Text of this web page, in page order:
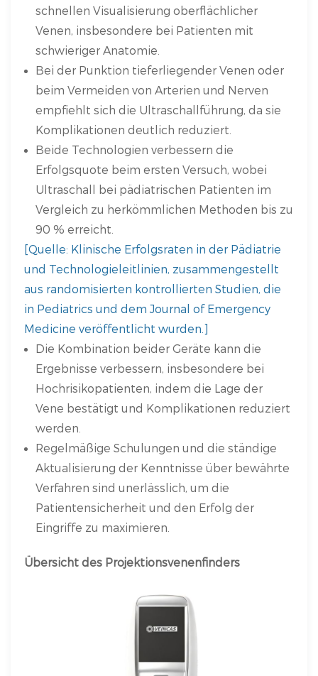
schnellen Visualisierung oberflächlicher
Venen, insbesondere bei Patienten mit
schwieriger Anatomie.
Bei der Punktion tieferliegender Venen oder
beim Vermeiden von Arterien und Nerven
empfiehlt sich die Ultraschallführung, da sie
Komplikationen deutlich reduziert.
Beide Technologien verbessern die
Erfolgsquote beim ersten Versuch, wobei
Ultraschall bei pädiatrischen Patienten im
Vergleich zu herkömmlichen Methoden bis zu
90 % erreicht.
[Quelle: Klinische Erfolgsraten in der Pädiatrie
und Technologieleitlinien, zusammengestellt
aus randomisierten kontrollierten Studien, die
in Pediatrics und dem Journal of Emergency
Medicine veröffentlicht wurden.]
Die Kombination beider Geräte kann die
Ergebnisse verbessern, insbesondere bei
Hochrisikopatienten, indem die Lage der
Vene bestätigt und Komplikationen reduziert
werden.
Regelmäßige Schulungen und die ständige
Aktualisierung der Kenntnisse über bewährte
Verfahren sind unerlässlich, um die
Patientensicherheit und den Erfolg der
Eingriffe zu maximieren.
Übersicht des Projektionsvenenfinders